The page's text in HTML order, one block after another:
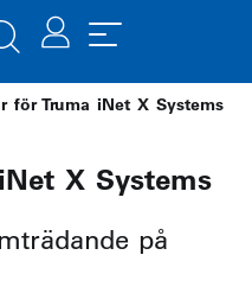
för Truma iNet X Systems
X Systems
på